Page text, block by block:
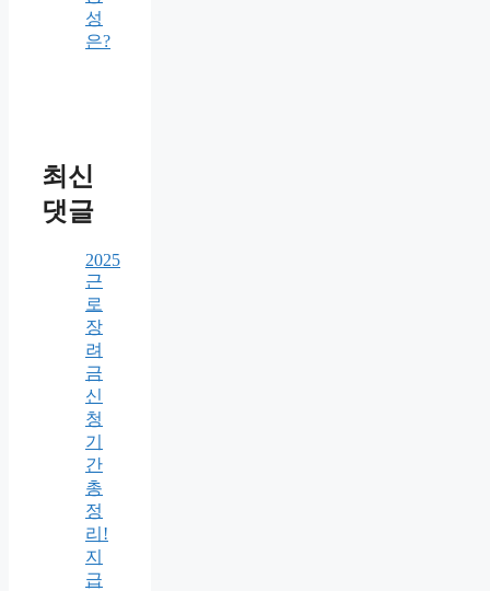
성
은?
최신
댓글
2025
근
로
장
려
금
신
청
기
간
총
정
리!
지
급